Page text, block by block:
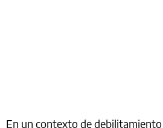
En un contexto de debilitamiento